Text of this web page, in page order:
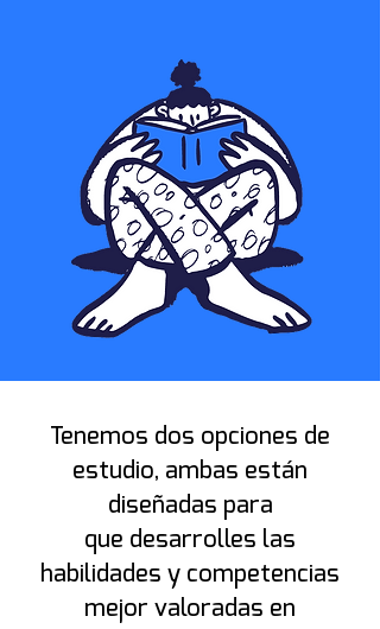
Tenemos dos opciones de
estudio, ambas están
diseñadas para
que desarrolles las
habilidades y competencias
mejor valoradas en